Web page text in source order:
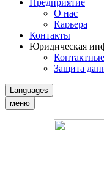
Предприятие
О нас
Карьера
Контакты
Юридическая
Защита
Languages
меню